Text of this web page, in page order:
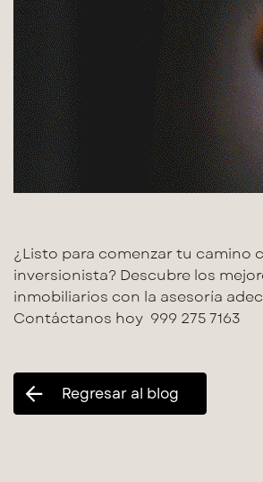
¿Listo para comenzar tu camino
inversionista? Descubre los
inmobiliarios con la asesoría
Contáctanos hoy 999 275 7163
Regresar al blog